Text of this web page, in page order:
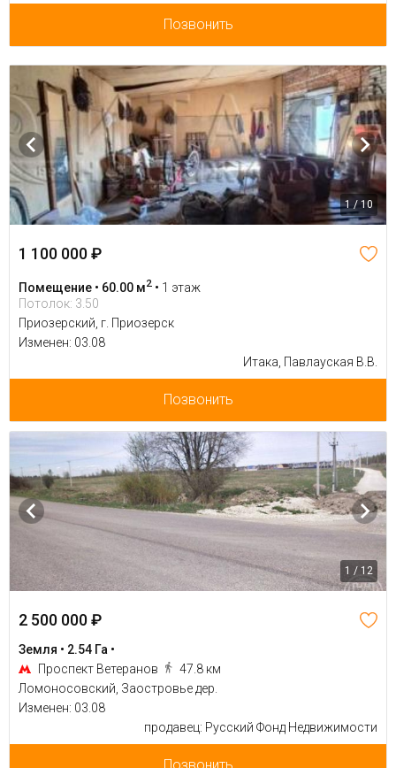
Позвонить
1 / 10
1 100 000 ₽
Помещение • 60.00 м2 • 1 этаж
Потолок: 3.50
Приозерский, г. Приозерск
Изменен: 03.08
Итака, Павлауская В.В.
Позвонить
1 / 12
2 500 000 ₽
Земля • 2.54 Га •
Проспект Ветеранов
47.8 км
Ломоносовский, Заостровье дер.
Изменен: 03.08
продавец: Русский Фонд Недвижимости
Позвонить